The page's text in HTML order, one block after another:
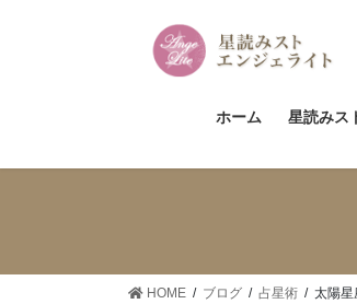
ス
ン
ホーム 星読みス
HOME ブログ 占星術 太陽